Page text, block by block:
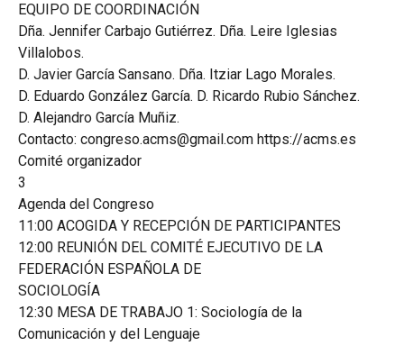
EQUIPO DE COORDINACIÓN
Dña. Jennifer Carbajo Gutiérrez. Dña. Leire Iglesias
Villalobos.
D. Javier García Sansano. Dña. Itziar Lago Morales.
D. Eduardo González García. D. Ricardo Rubio Sánchez.
D. Alejandro García Muñiz.
Contacto: congreso.acms@gmail.com https://acms.es
Comité organizador
3
Agenda del Congreso
11:00 ACOGIDA Y RECEPCIÓN DE PARTICIPANTES
12:00 REUNIÓN DEL COMITÉ EJECUTIVO DE LA
FEDERACIÓN ESPAÑOLA DE
SOCIOLOGÍA
12:30 MESA DE TRABAJO 1: Sociología de la
Comunicación y del Lenguaje